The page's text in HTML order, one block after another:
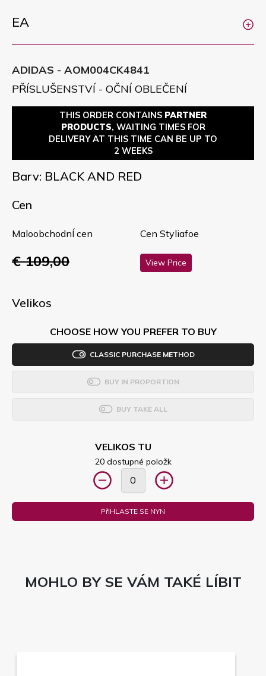
EA
ADIDAS - AOM004CK4841
PŘÍSLUŠENSTVÍ - OČNÍ OBLEČENÍ
THIS ORDER CONTAINS PARTNER
PRODUCTS, WAITING TIMES FOR
DELIVERY AT THIS TIME CAN BE UP TO
2 WEEKS
Barv: BLACK AND RED
Cen
MaloobchodnÍ cen
€ 109,00
Cen Styliafoe
View Price
Velikos
CHOOSE HOW YOU PREFER TO BUY
CLASSIC PURCHASE METHOD
BUY IN PROPORTION
BUY TAKE ALL
VELIKOS TU
20 dostupné položk
PřIHLASTE SE NYN
MOHLO BY SE VÁM TAKÉ LÍBIT